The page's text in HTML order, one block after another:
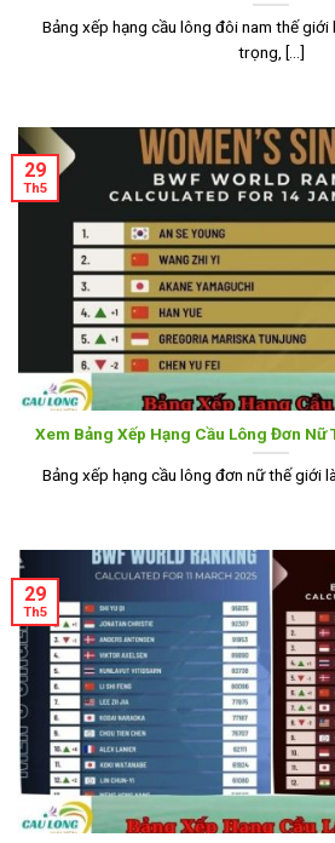
Bảng xếp hạng cầu lông đôi nam thế
trọng, [...]
Xem Bảng Xếp Hạng Cầu Lông Đơn Nữ
Bảng xếp hạng cầu lông đơn nữ thế giới
29
Th5
29
Th5